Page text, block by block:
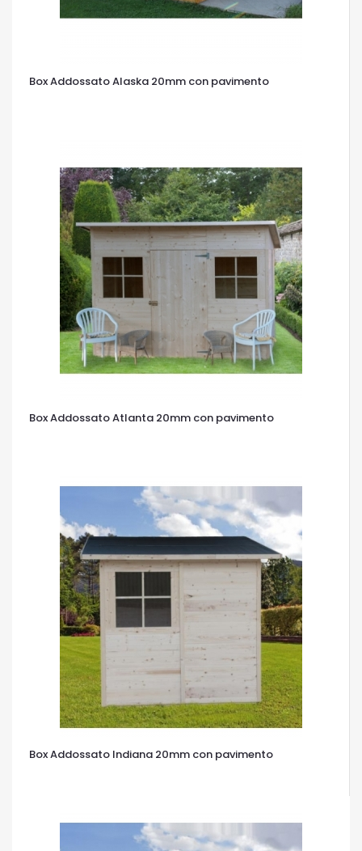
Box Addossato Alaska 20mm con pavimento
Box Addossato Atlanta 20mm con pavimento
Box Addossato Indiana 20mm con pavimento